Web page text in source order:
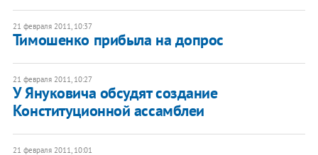
21 февраля 2011, 10:37
Тимошенко прибыла на допрос
21 февраля 2011, 10:27
У Януковича обсудят создание
Конституционной ассамблеи
21 февраля 2011, 10:01